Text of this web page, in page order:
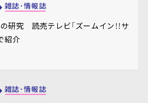
雑誌・情報誌
研究 読売テレビ「ズームイン！！サ
紹介
雑誌・情報誌